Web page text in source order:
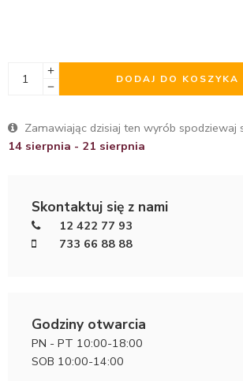
DODAJ DO KOSZYKA
Zamawiając dzisiaj ten wyrób spodziewaj
14 sierpnia - 21 sierpnia
Skontaktuj się z nami
12 422 77 93
733 66 88 88
Godziny otwarcia
PN - PT 10:00-18:00
SOB 10:00-14:00